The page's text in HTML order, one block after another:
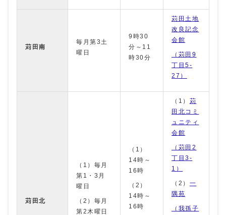
苅田南
毎月第3土
曜日
9時30
分～11
時30分
苅田土地
改良記念
会館
（苅田9
丁目5-
27）
苅田北
（1）毎月
第1・3月
曜日
（2）毎月
第2木曜日
（1）
14時～
16時
（2）
14時～
16時
（1） 苅
田北コミ
ュニティ
会館
（苅田2
丁目3-
1）
（2） 一
隅苑
（我孫子